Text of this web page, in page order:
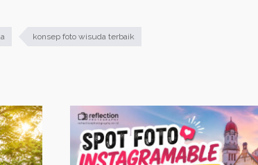
konsep foto wisuda terbaik